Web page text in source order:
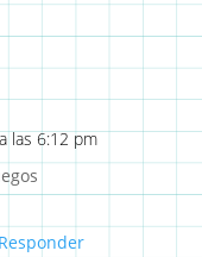
las 6:12 pm
Responder